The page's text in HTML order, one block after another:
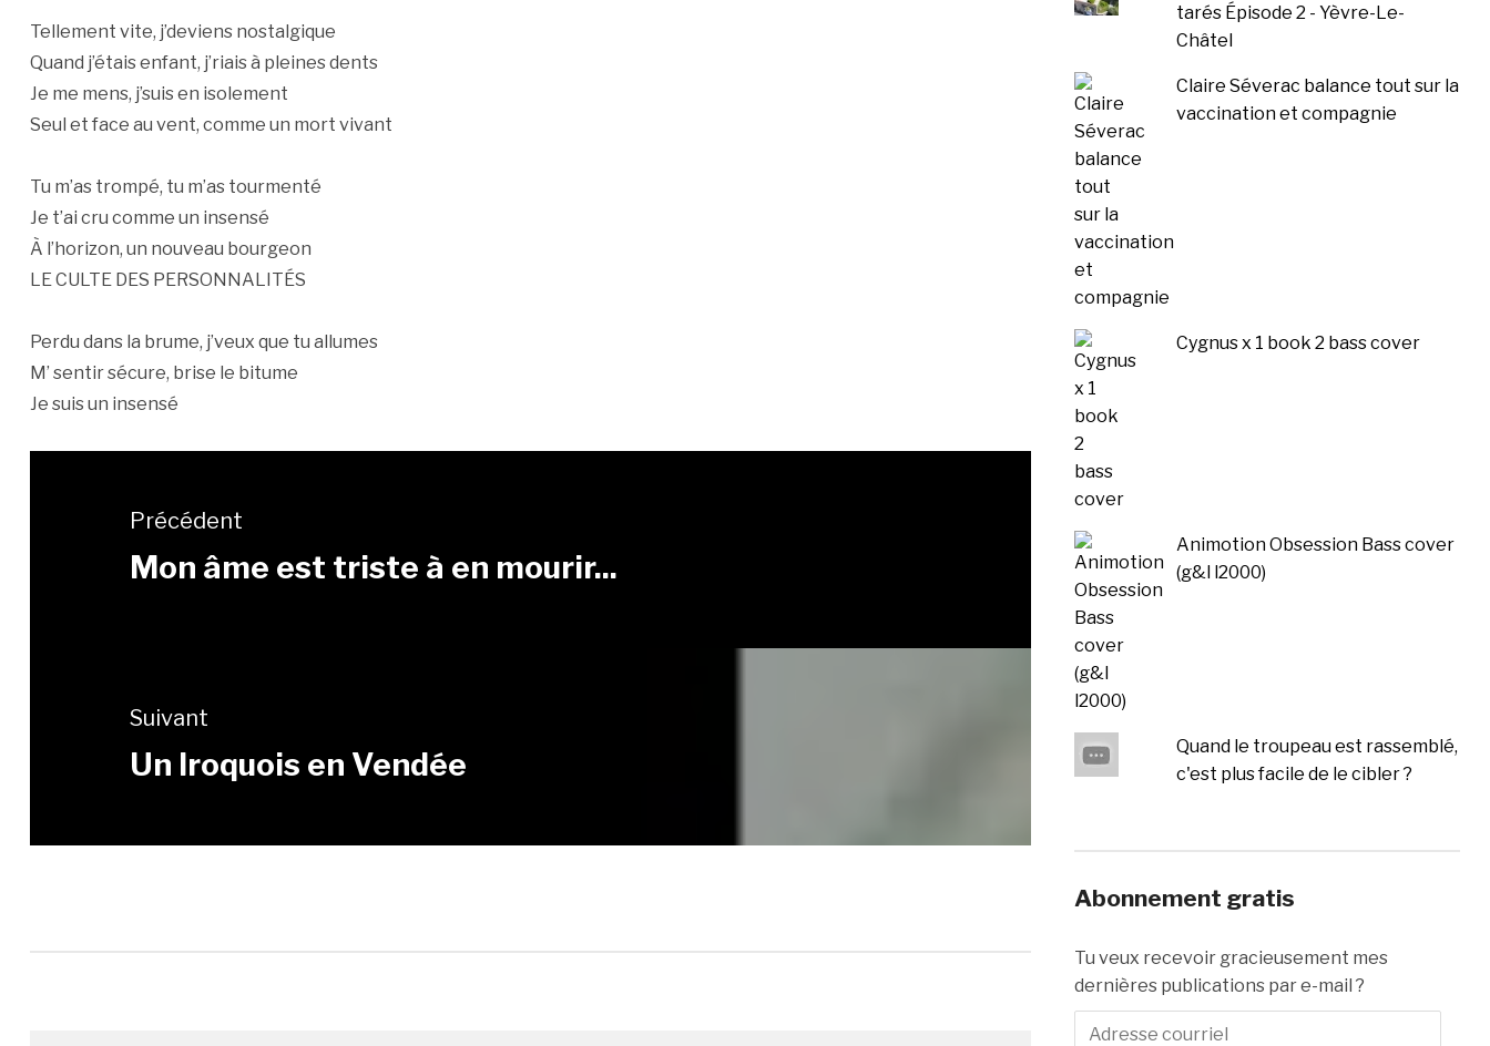
Tellement vite, j’deviens nostalgique
Quand j’étais enfant, j’riais à pleines dents
Je me mens, j’suis en isolement
Seul et face au vent, comme un mort vivant
Tu m’as trompé, tu m’as tourmenté
Je t’ai cru comme un insensé
À l’horizon, un nouveau bourgeon
LE CULTE DES PERSONNALITÉS
Perdu dans la brume, j’veux que tu allumes
M’ sentir sécure, brise le bitume
Je suis un insensé
Précédent
Mon âme est triste à en mourir...
Suivant
Un Iroquois en Vendée
tarés Épisode 2 - Yèvre-Le-
Châtel
Claire Séverac balance tout sur la
vaccination et compagnie
Cygnus x 1 book 2 bass cover
Animotion Obsession Bass cover
(g&l l2000)
Quand le troupeau est rassemblé,
c'est plus facile de le cibler ?
Abonnement gratis
Tu veux recevoir gracieusement mes
dernières publications par e-mail ?
Adresse